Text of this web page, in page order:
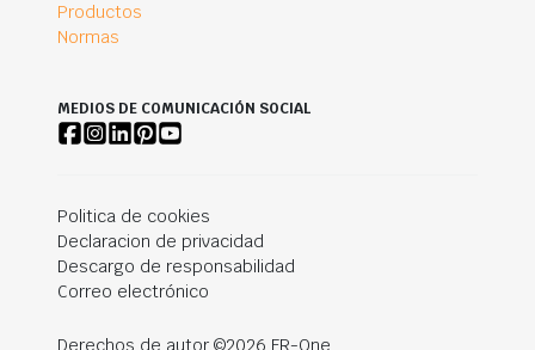
Productos
Normas
MEDIOS DE COMUNICACIÓN SOCIAL
Politica de cookies
Declaracion de privacidad
Descargo de responsabilidad
Correo electrónico
Derechos de autor ©2026 FR-One